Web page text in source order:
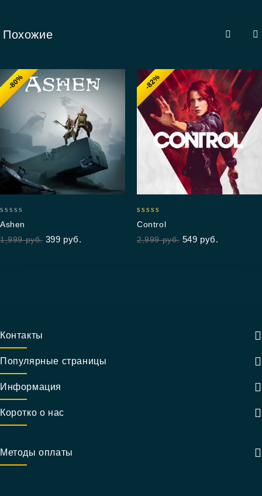
Похожие
-80%
out
of
Ashen
1,999руб. 399 руб.
-82%
out of 5
Control
2,999руб. 549 руб.
Контакты
Популярные страницы
Информация
Коротко о нас
Методы оплаты